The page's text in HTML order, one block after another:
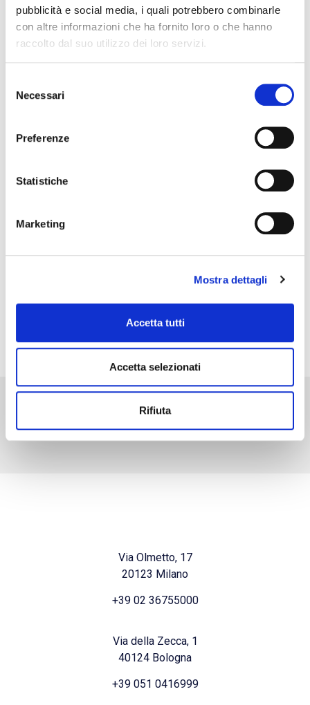
pubblicità e social media, i quali potrebbero combinarle
con altre informazioni che ha fornito loro o che hanno
raccolto dal suo utilizzo dei loro servizi.
delNecessari
Preferenze
Statistiche
Marketing
Mostra dettagli
Accetta tutti
Accetta selezionati
Rifiuta
È stato studiato e negoziato con due istituti
l’annullamento di tutti i precedenti mutui
ipotecari, con la definizione di due nuovi
PRECEDENTE SUCCESSIVO
Network
Via Olmetto, 17
20123 Milano
+39 02 36755000
Via della Zecca, 1
40124 Bologna
+39 051 0416999